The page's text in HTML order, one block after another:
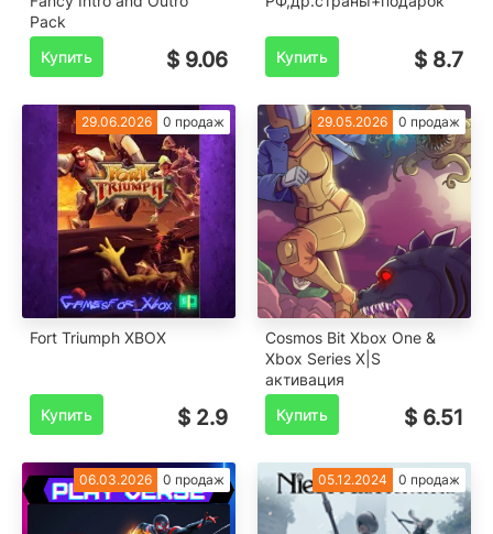
Pack
Купить
$ 9.06 Купить $ 8.7
29.06.2026 0 продаж
️Fort Triumph XBOX
Купить $ 2.9
29.05.2026 0 продаж
Cosmos Bit Xbox One &
Xbox Series X|S
активация
Купить
$ 6.51
06.03.2026 0 продаж 05.12.2024 0 продаж